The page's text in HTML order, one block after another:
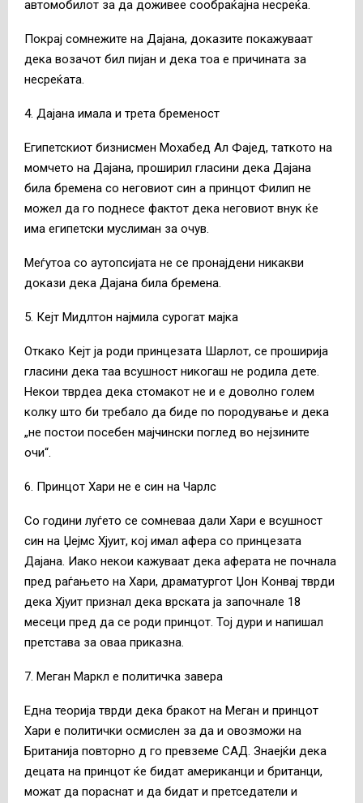
автомобилот за да доживее сообраќајна несреќа.
Покрај сомнежите на Дајана, доказите покажуваат
дека возачот бил пијан и дека тоа е причината за
несреќата.
4. Дајана имала и трета бременост
Египетскиот бизнисмен Мохабед Ал Фајед, таткото на
момчето на Дајана, проширил гласини дека Дајана
била бремена со неговиот син а принцот Филип не
можел да го поднесе фактот дека неговиот внук ќе
има египетски муслиман за очув.
Меѓутоа со аутопсијата не се пронајдени никакви
докази дека Дајана била бремена.
5. Кејт Мидлтон најмила сурогат мајка
Откако Кејт ја роди принцезата Шарлот, се проширија
гласини дека таа всушност никогаш не родила дете.
Некои тврдеа дека стомакот не и е доволно голем
колку што би требало да биде по породување и дека
„не постои посебен мајчински поглед во нејзините
очи“.
6. Принцот Хари не е син на Чарлс
Со години луѓето се сомневаа дали Хари е всушност
син на Џејмс Хјуит, кој имал афера со принцезата
Дајана. Иако некои кажуваат дека аферата не почнала
пред раѓањето на Хари, драматургот Џон Конвај тврди
дека Хјуит признал дека врската ја започнале 18
месеци пред да се роди принцот. Тој дури и напишал
претстава за оваа приказна.
7. Меган Маркл е политичка завера
Една теорија тврди дека бракот на Меган и принцот
Хари е политички осмислен за да и овозможи на
Британија повторно д го превземе САД. Знаејќи дека
децата на принцот ќе бидат американци и британци,
можат да пораснат и да бидат и претседатели и